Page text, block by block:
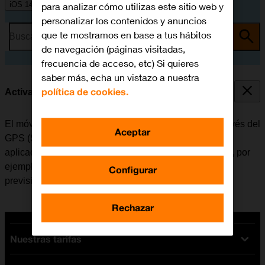
iOS 14.0
Busca por problema o tema
Activar o desactivar el GPS
El móvil puede determinar la posición geográfica a través del
GPS (Sistema de Posicionamiento Global). Varias
aplicaciones del móvil utilizan los datos de la posición, por
ejemplo, la navegación, la función de búsqueda o la
previsión del tiempo.
Nuestras tarifas
para analizar cómo utilizas este sitio web y
personalizar los contenidos y anuncios
que te mostramos en base a tus hábitos
de navegación (páginas visitadas,
frecuencia de acceso, etc) Si quieres
saber más, echa un vistazo a nuestra
política de cookies.
Configurar
Rechazar
Aceptar